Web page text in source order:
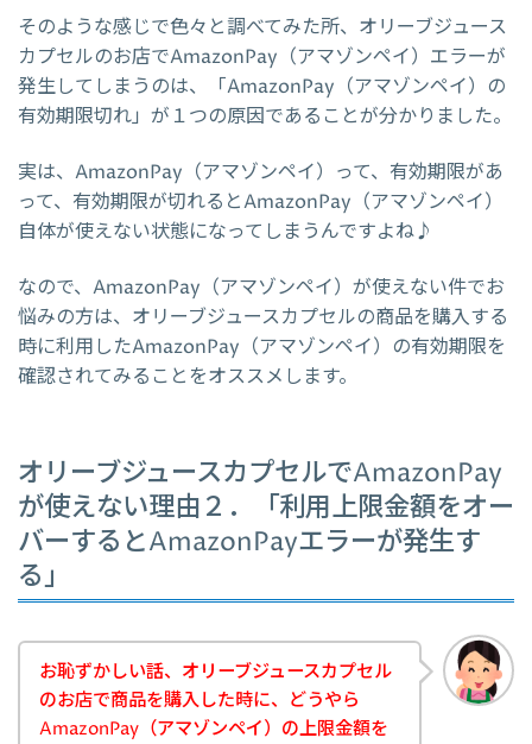
そのような感じで色々と調べてみた所、オリーブジュース
カプセルのお店でAmazonPay（アマゾンペイ）エラーが
発生してしまうのは、「AmazonPay（アマゾンペイ）の
有効期限切れ」が１つの原因であることが分かりました。
実は、AmazonPay（アマゾンペイ）って、有効期限があ
って、有効期限が切れるとAmazonPay（アマゾンペイ）
自体が使えない状態になってしまうんですよね♪
なので、AmazonPay（アマゾンペイ）が使えない件でお
悩みの方は、オリーブジュースカプセルの商品を購入する
時に利用したAmazonPay（アマゾンペイ）の有効期限を
確認されてみることをオススメします。
オリーブジュースカプセルでAmazonPay
が使えない理由２．「利用上限金額をオー
バーするとAmazonPayエラーが発生す
る」
お恥ずかしい話、オリーブジュースカプセル
のお店で商品を購入した時に、どうやら
AmazonPay（アマゾンペイ）の上限金額を